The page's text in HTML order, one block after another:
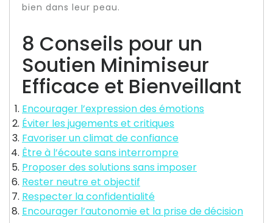
bien dans leur peau.
8 Conseils pour un
Soutien Minimiseur
Efficace et Bienveillant
Encourager l’expression des émotions
Éviter les jugements et critiques
Favoriser un climat de confiance
Être à l’écoute sans interrompre
Proposer des solutions sans imposer
Rester neutre et objectif
Respecter la confidentialité
Encourager l’autonomie et la prise de décision